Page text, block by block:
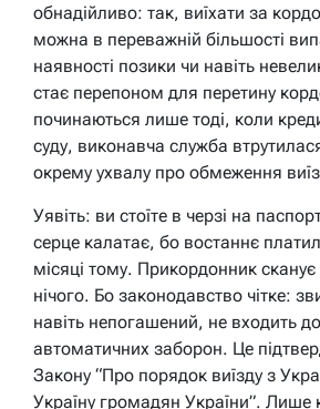
обнадійливо: так, виїхати за
можна в переважній більшості
наявності позики чи навіть
стає перепоном для перетину
починаються лише тоді, коли
суду, виконавча служба
окрему ухвалу про обмеження
Уявіть: ви стоїте в черзі на
серце калатає, бо востаннє
місяці тому. Прикордонник сканує
нічого. Бо законодавство чітке:
навіть непогашений, не входить
автоматичних заборон. Це
Закону “Про порядок виїзду з
Україну громадян України”. Лише